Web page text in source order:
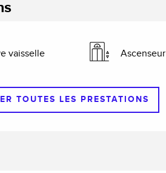
vaisselle Ascenseur
TOUTES LES PRESTATIONS